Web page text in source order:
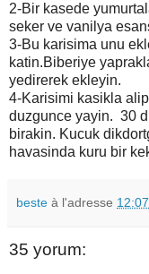
2-Bir kasede
seker ve vanilya
3-Bu karisima unu
katin.Biberiye
yedirerek ekleyin.
4-Karisimi kasikla
duzgunce yayin. 30
birakin. Kucuk
havasinda kuru bir
beste à l'adresse 12:07
35 yorum: